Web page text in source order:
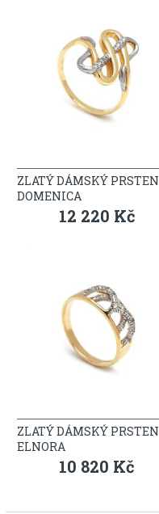
ZLATÝ DÁMSKÝ PRSTEN
DOMENICA
12 220 Kč
ZLATÝ DÁMSKÝ PRSTEN
ELNORA
10 820 Kč